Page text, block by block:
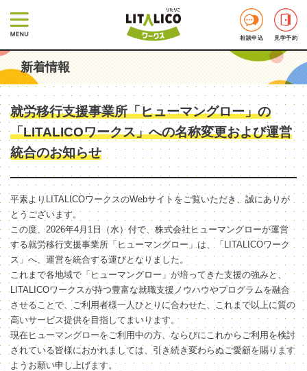
相談申込 見学予約
新着情報
就労移行支援事業所「ヒューマングロー」の
「LITALICOワークス」への名称変更および運営
統合のお知らせ
平素よりLITALICOワークスのWebサイトをご覧いただき、誠にありが
とうございます。
この度、2026年4月1日（水）付で、株式会社ヒューマングローが運営
する就労移行支援事業所「ヒューマングロー」は、「LITALICOワーク
ス」へ、運営を統合する運びとなりました。
これまで各地域で「ヒューマングロー」が培ってきた支援の強みと、
LITALICOワークスが持つ豊富な就職支援ノウハウやプログラムを融合
させることで、ご利用者様一人ひとりに合わせた、これまで以上に質の
高いサービス提供を目指してまいります。
現在ヒューマングローをご利用中の方、ならびにこれからご利用を検討
されている皆様におかれましては、引き続き変わらぬご愛顧を賜ります
ようお願い申し上げます。